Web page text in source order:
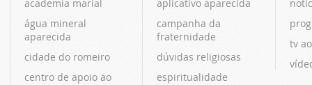
academia marial
água mineral
aparecida
cidade do romeiro
centro de apoio ao
aplicativo aparecida
campanha da
fraternidade
dúvidas religiosas
espiritualidade
tv